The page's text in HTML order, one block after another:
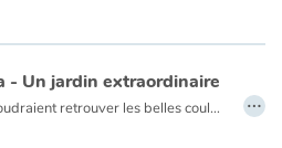
- Un jardin extraordinaire
Miko et Mila voudraient retrouver les belles couleurs de leur jardin. Ni une, ni deux, ils partent à l'aventure pour découvrir comment remédier au problème. La solution ? Le débarrasser des ribambelles de conserves, papiers tout chiffonnés, verres cassés empilés jonchés sur le sol... À chaque déchet sa poubelle, les déchets végétaux deviennent du compost et la magie opère ! …